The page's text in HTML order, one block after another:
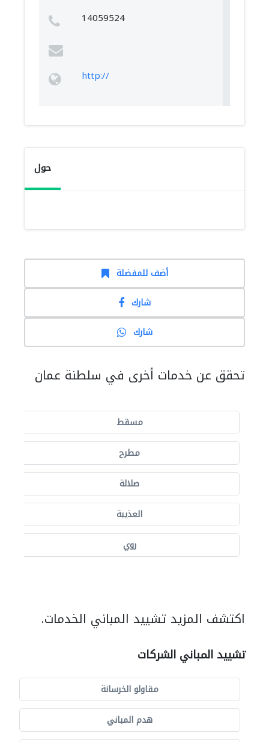
14059524
http://
حول
أضف للمفضلة
شارك
شارك
تحقق عن خدمات أخرى في سلطنة عمان
مسقط
مطرح
صلالة
العذيبة
روي
اكتشف المزيد تشييد المباني الخدمات.
تشييد المباني الشركات
مقاولو الخرسانة
هدم المباني